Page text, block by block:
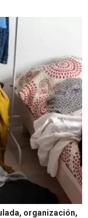
organización,